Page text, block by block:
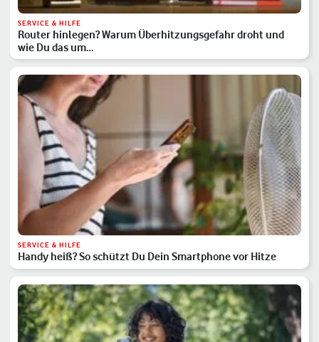
SERVICE & HILFE
Router hinlegen? Warum Überhitzungsgefahr droht und
wie Du das um…
SERVICE & HILFE
Handy heiß? So schützt Du Dein Smartphone vor Hitze